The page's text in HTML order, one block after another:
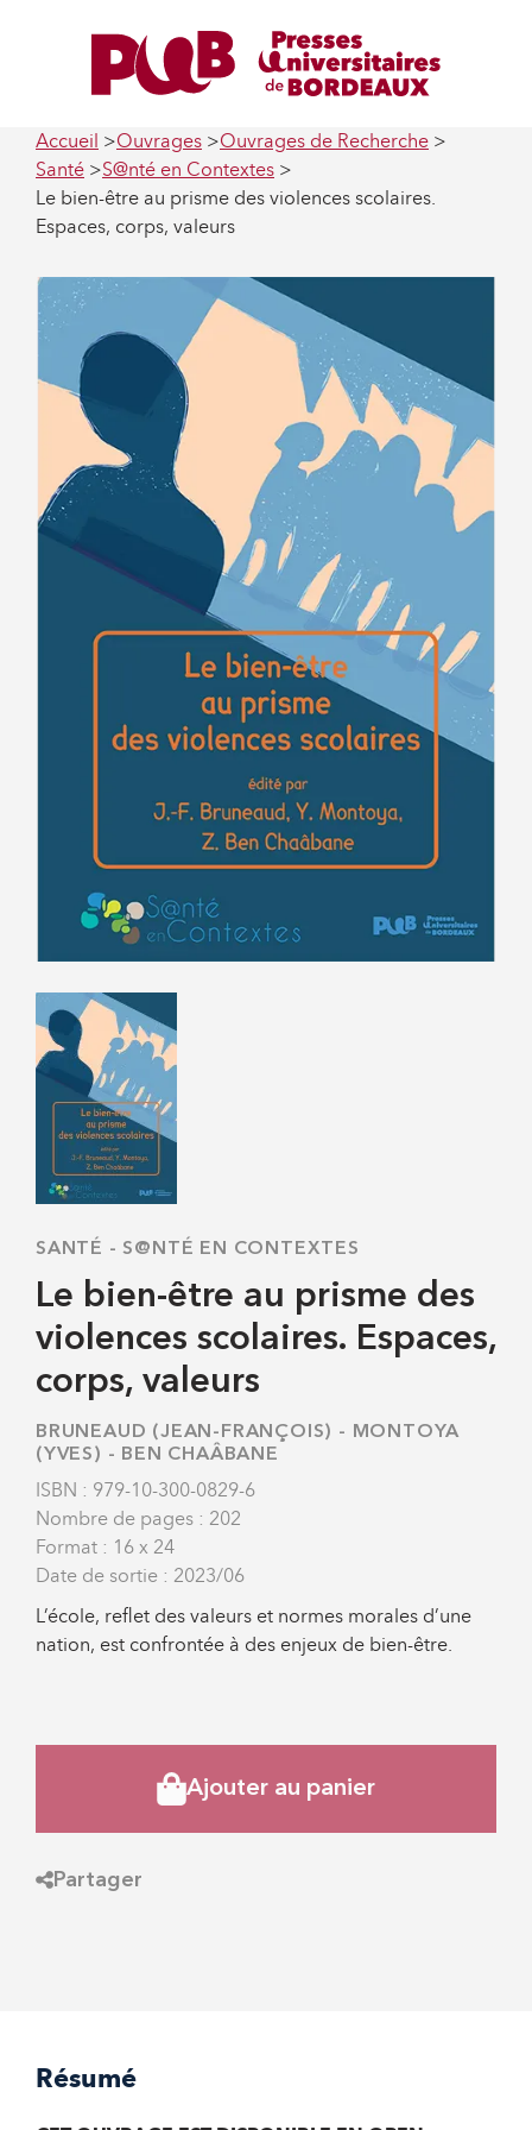
Accueil Ouvrages
Ouvrages de Recherche
Santé
S@nté en Contextes
Le bien-être au prisme des violences scolaires.
Espaces, corps, valeurs
SANTÉ -S@NTÉ EN CONTEXTES
Le bien-être au prisme des
violences scolaires. Espaces,
corps, valeurs
BRUNEAUD (JEAN-FRANÇOIS) -
MONTOYA
(YVES) - BEN CHAÂBANE
ISBN : 979-10-300-0829-6
Nombre de pages : 202
Format : 16 x 24
Date de sortie : 2023/06
L’école, reflet des valeurs et normes morales d’une
nation, est confrontée à des enjeux de bien-être.
Ajouter au panier
Partager
Résumé